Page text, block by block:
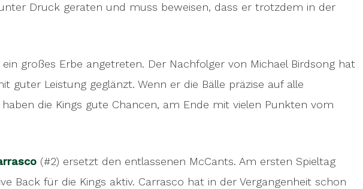
Druck geraten und muss beweisen, dass er trotzdem in der
großes Erbe angetreten. Der Nachfolger von Michael Birdsong hat
guter Leistung geglänzt. Wenn er die Bälle präzise auf alle
die Kings gute Chancen, am Ende mit vielen Punkten vom
(#2) ersetzt den entlassenen McCants. Am ersten Spieltag
Back für die Kings aktiv. Carrasco hat in der Vergangenheit schon